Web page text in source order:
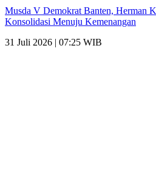
Musda V Demokrat Banten, Herman
Konsolidasi Menuju Kemenangan
31 Juli 2026 | 07:25 WIB